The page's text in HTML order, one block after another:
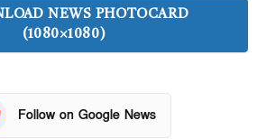
NEWS PHOTOCARD
(1080×1080)
Follow on Google News